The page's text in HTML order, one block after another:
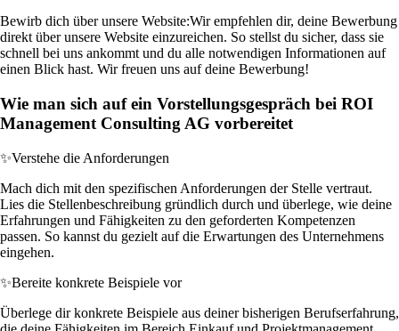
Bewirb dich über unsere Website:Wir empfehlen dir, deine Bewerbung
direkt über unsere Website einzureichen. So stellst du sicher, dass sie
schnell bei uns ankommt und du alle notwendigen Informationen auf
einen Blick hast. Wir freuen uns auf deine Bewerbung!
Wie man sich auf ein Vorstellungsgespräch bei ROI
Management Consulting AG vorbereitet
✨Verstehe die Anforderungen
Mach dich mit den spezifischen Anforderungen der Stelle vertraut.
Lies die Stellenbeschreibung gründlich durch und überlege, wie deine
Erfahrungen und Fähigkeiten zu den geforderten Kompetenzen
passen. So kannst du gezielt auf die Erwartungen des Unternehmens
eingehen.
✨Bereite konkrete Beispiele vor
Überlege dir konkrete Beispiele aus deiner bisherigen Berufserfahrung,